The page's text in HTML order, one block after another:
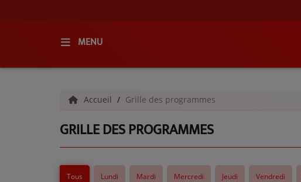
MENU
QUI SOMMES-NOUS ?
GRILLE DES PROGRAMMES
Accueil Grille des programmes
GRILLE DES PROGRAMMES
Tous Lundi Mardi Mercredi Jeudi Vendredi